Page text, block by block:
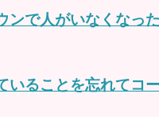
ンで人がいなくなっ
いることを忘れてコ